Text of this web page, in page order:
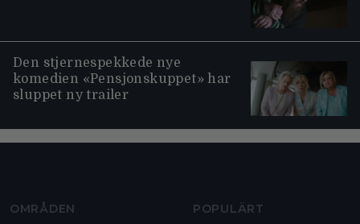
Den stjernespekkede nye
komedien «Pensjonskuppet» har
sluppet ny trailer
OMRÅDEN POPULÄRT